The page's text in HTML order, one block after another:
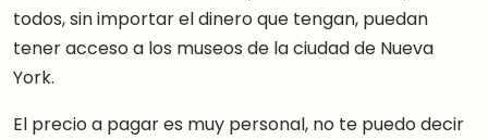
todos, sin importar el dinero que tengan, puedan
tener acceso a los museos de la ciudad de Nueva
York.
El precio a pagar es muy personal, no te puedo decir